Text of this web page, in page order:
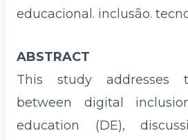
educacional. inclusão.
ABSTRACT
This study addresses
between digital
education (DE),